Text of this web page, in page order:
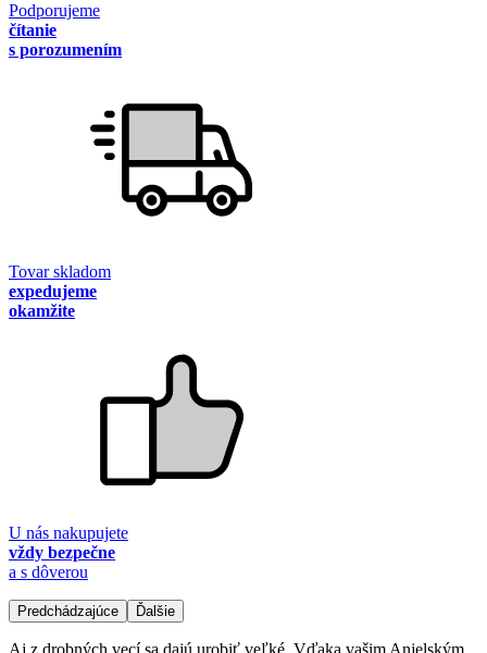
Podporujeme
čítanie
s porozumením
Tovar skladom
expedujeme
okamžite
U nás nakupujete
vždy bezpečne
a s dôverou
Predchádzajúce Ďalšie